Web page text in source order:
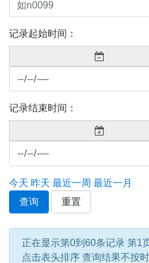
记录起始时间：
记录结束时间：
今天 昨天 最近一周 最近一月
查询
重置
正在显示第0到60条记录 第1
点击表头排序 查询结果不按